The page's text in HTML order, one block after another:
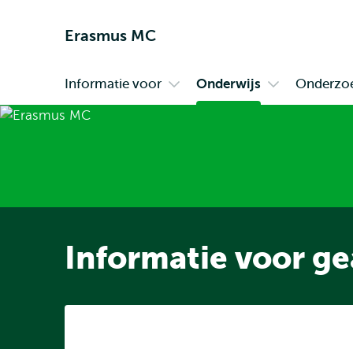
Erasmus MC
Primair
Informatie voor Onderwijs
Informatie voor